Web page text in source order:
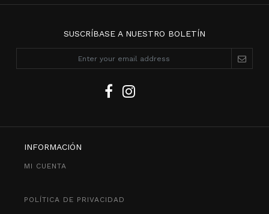
SUSCRÍBASE A NUESTRO BOLETÍN
INFORMACIÓN
MI CUENTA
POLÍTICA DE PRIVACIDAD